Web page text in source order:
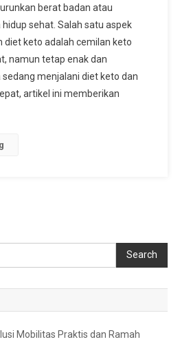
Yang
Lezat
Sehat
berat badan atau
sehat. Salah satu aspek
diet keto adalah cemilan keto
namun tetap enak dan
menjalani diet keto dan
artikel ini memberikan
Search
Mobilitas Praktis dan Ramah